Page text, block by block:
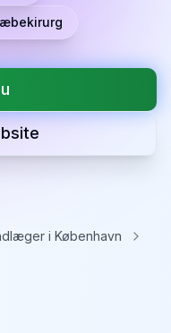
i København